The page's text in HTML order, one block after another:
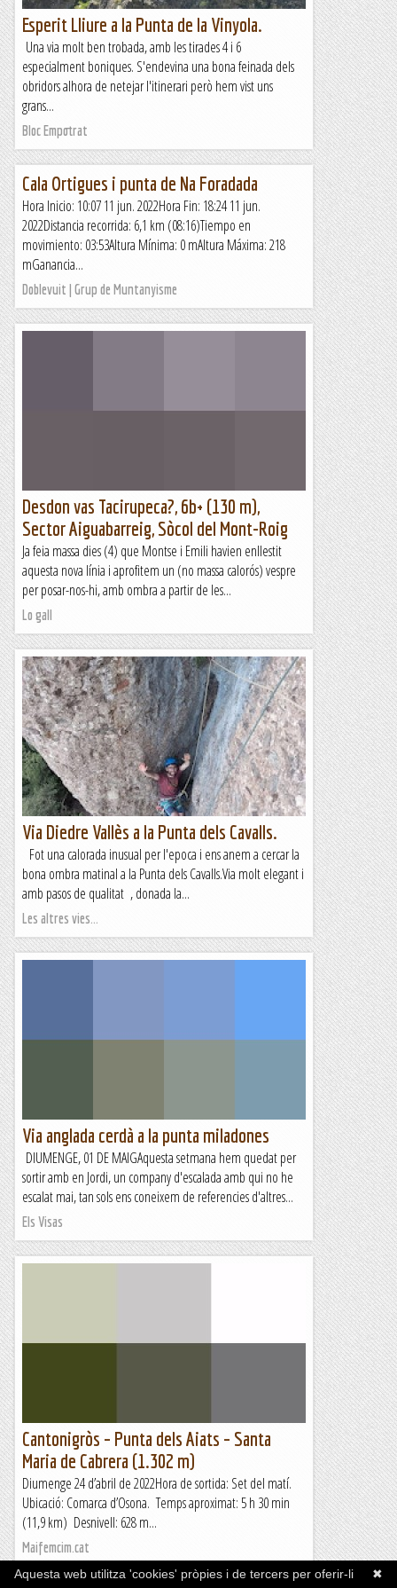
Esperit Lliure a la Punta de la Vinyola.
Una via molt ben trobada, amb les tirades 4 i 6
especialment boniques. S'endevina una bona feinada dels
obridors alhora de netejar l'itinerari però hem vist uns
grans...
Bloc Empotrat
Cala Ortigues i punta de Na Foradada
Hora Inicio: 10:07 11 jun. 2022Hora Fin: 18:24 11 jun.
2022Distancia recorrida: 6,1 km (08:16)Tiempo en
movimiento: 03:53Altura Mínima: 0 mAltura Máxima: 218
mGanancia...
Doblevuit | Grup de Muntanyisme
Desdon vas Tacirupeca?, 6b+ (130 m),
Sector Aiguabarreig, Sòcol del Mont-Roig
Ja feia massa dies (4) que Montse i Emili havien enllestit
aquesta nova línia i aprofitem un (no massa calorós) vespre
per posar-nos-hi, amb ombra a partir de les...
Lo gall
Via Diedre Vallès a la Punta dels Cavalls.
Fot una calorada inusual per l'epoca i ens anem a cercar la
bona ombra matinal a la Punta dels Cavalls.Via molt elegant i
amb pasos de qualitat , donada la...
Les altres vies...
Via anglada cerdà a la punta miladones
DIUMENGE, 01 DE MAIGAquesta setmana hem quedat per
sortir amb en Jordi, un company d'escalada amb qui no he
escalat mai, tan sols ens coneixem de referencies d'altres...
Els Visas
Cantonigròs – Punta dels Aiats – Santa
Maria de Cabrera (1.302 m)
Diumenge 24 d’abril de 2022Hora de sortida: Set del matí.
Ubicació: Comarca d’Osona. Temps aproximat: 5 h 30 min
(11,9 km) Desnivell: 628 m...
Maifemcim.cat
✖
Aquesta web utilitza 'cookies' pròpies i de tercers per oferir-li